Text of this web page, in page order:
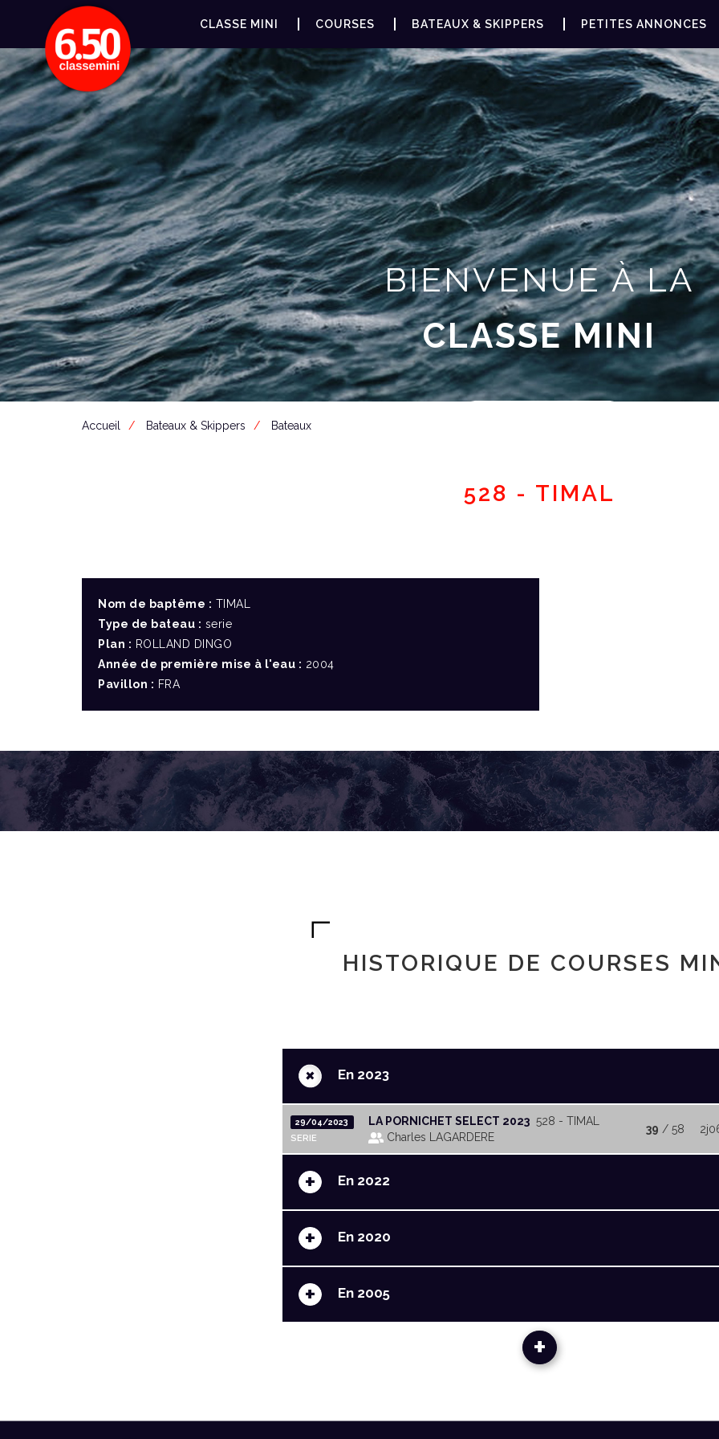
CLASSE MINI COURSES BATEAUX & SKIPPERS PETITES ANNONCES
BIENVENUE À LA
CLASSE MINI
Accueil
Bateaux & Skippers Bateaux
528 - TIMAL
Nom de baptême : TIMAL
Type de bateau : serie
Plan : ROLLAND DINGO
Année de première mise à l'eau : 2004
Pavillon : FRA
HISTORIQUE DE COURSES
+ En 2023
29/04/2023
SERIE
LA PORNICHET SELECT 2023 528 - TIMAL
Charles LAGARDERE
39 / 58
+ En 2022
+ En 2020
+ En 2005
+